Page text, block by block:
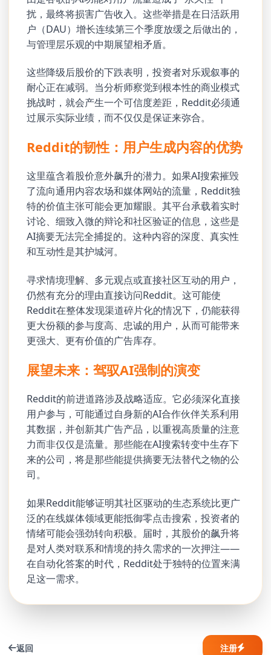
扰，最终将损害广告收入。这些举措是在日活跃用
户（DAU）增长连续第三个季度放缓之后做出的，
与管理层乐观的中期展望相矛盾。
这些降级后股价的下跌表明，投资者对乐观叙事的
耐心正在减弱。当分析师察觉到根本性的商业模式
挑战时，就会产生一个可信度差距，Reddit必须通
过展示实际业绩，而不仅仅是保证来弥合。
Reddit的韧性：用户生成内容的优势
这里蕴含着股价意外飙升的潜力。如果AI搜索摧毁
了流向通用内容农场和媒体网站的流量，Reddit独
特的价值主张可能会更加耀眼。其平台承载着实时
讨论、细致入微的辩论和社区验证的信息，这些是
AI摘要无法完全捕捉的。这种内容的深度、真实性
和互动性是其护城河。
寻求情境理解、多元观点或直接社区互动的用户，
仍然有充分的理由直接访问Reddit。这可能使
Reddit在整体发现渠道碎片化的情况下，仍能获得
更大份额的参与度高、忠诚的用户，从而可能带来
更强大、更有价值的广告库存。
展望未来：驾驭AI强制的演变
Reddit的前进道路涉及战略适应。它必须深化直接
用户参与，可能通过自身新的AI合作伙伴关系利用
其数据，并创新其广告产品，以重视高质量的注意
力而非仅仅是流量。那些能在AI搜索转变中生存下
来的公司，将是那些能提供摘要无法替代之物的公
司。
如果Reddit能够证明其社区驱动的生态系统比更广
泛的在线媒体领域更能抵御零点击搜索，投资者的
情绪可能会强劲转向积极。届时，其股价的飙升将
是对人类对联系和情境的持久需求的一次押注——
在自动化答案的时代，Reddit处于独特的位置来满
足这一需求。
返回 注册